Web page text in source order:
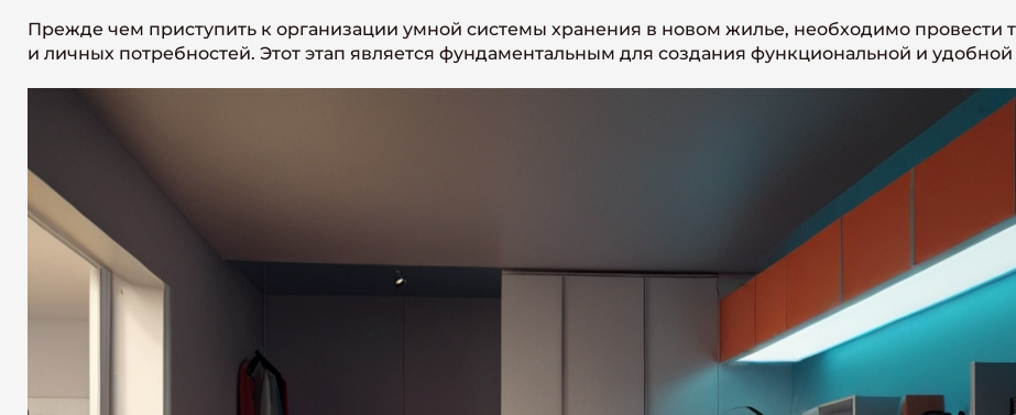
Прежде чем приступить к организации умной системы хранения в новом жилье, необходимо провести
и личных потребностей. Этот этап является фундаментальным для создания функциональной и